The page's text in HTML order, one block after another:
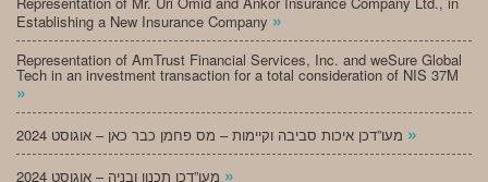
Establishing a New Insurance Company »
Representation of AmTrust Financial Services, Inc. and weSure Global
Tech in an investment transaction for a total consideration of NIS 37M
»
»
»